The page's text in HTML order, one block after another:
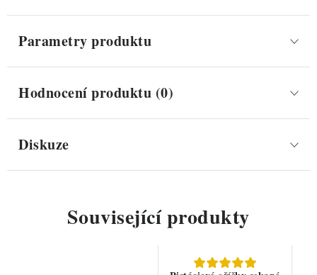
Parametry produktu
Hodnocení produktu (0)
Diskuze
Související produkty